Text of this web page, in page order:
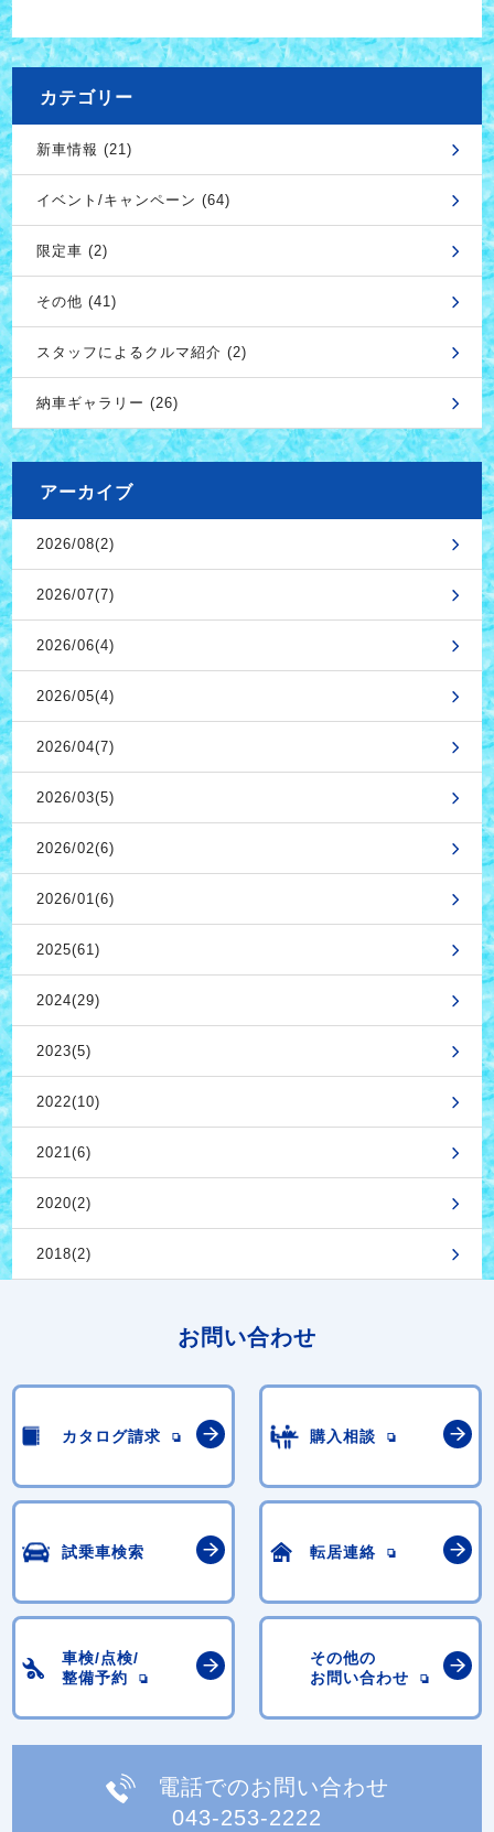
カテゴリー
新車情報 (21)
イベント/キャンペーン (64)
限定車 (2)
その他 (41)
スタッフによるクルマ紹介 (2)
納車ギャラリー (26)
アーカイブ
2026/08(2)
2026/07(7)
2026/06(4)
2026/05(4)
2026/04(7)
2026/03(5)
2026/02(6)
2026/01(6)
2025(61)
2024(29)
2023(5)
2022(10)
2021(6)
2020(2)
2018(2)
お問い合わせ
カタログ請求 購入相談
試乗車検索 転居連絡
車検/点検/
整備予約
その他の
お問い合わせ
電話でのお問い合わせ
043-253-2222